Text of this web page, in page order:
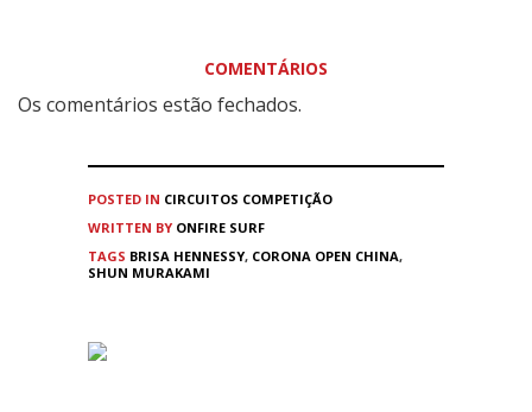
COMENTÁRIOS
Os comentários estão fechados.
POSTED IN CIRCUITOS COMPETIÇÃO
WRITTEN BY ONFIRE SURF
TAGS BRISA HENNESSY, CORONA OPEN CHINA,
SHUN MURAKAMI